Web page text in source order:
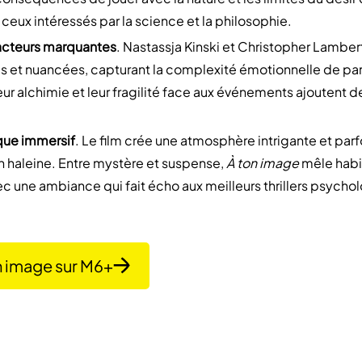
intéressés par la science et la philosophie.
marquantes. Nastassja Kinski et Christopher
et nuancées, capturant la complexité émotionnelle de
alchimie et leur fragilité face aux événements ajoutent
immersif. Le film crée une atmosphère intrigante et
Entre mystère et suspense, À ton imagemêle
une ambiance qui fait écho aux meilleurs thrillers
sur M6+